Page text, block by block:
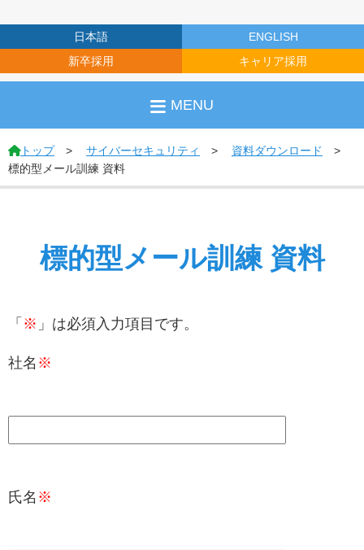
日本語
ENGLISH
新卒採用
キャリア採用
MENU
トップ サイバーセキュリティ
資料ダウンロード
標的型メール訓練 資料
標的型メール訓練 資料
「 ※ 」は必須入力項目です。
社名 ※
氏名 ※